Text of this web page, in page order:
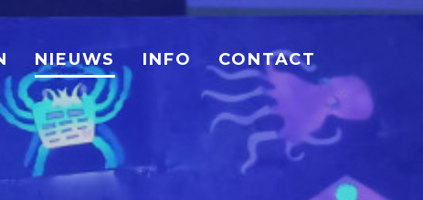
NIEUWS INFO CONTACT